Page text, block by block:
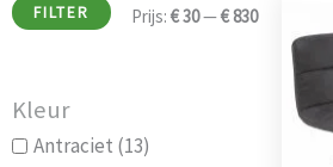
FILTER Prijs: € 30—€ 830
Kleur
Antraciet (13)